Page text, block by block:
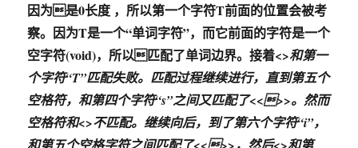
因为是0长度 ，所以第一个字符T前面的位置会被考
察。因为T是一个“单词字符”，而它前面的字符是一个
空字符(void)，所以匹配了单词边界。接着<>和第一
个字符“T”匹配失败。匹配过程继续进行，直到第五个
空格符，和第四个字符“s”之间又匹配了<<>>。然而
空格符和<>不匹配。继续向后，到了第六个字符“i”，